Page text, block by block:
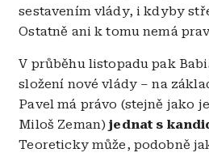
sestavením vlády, i kdyby
Ostatně ani k tomu nemá
V průběhu listopadu pak
složení nové vlády – na
Pavel má právo (stejně jako
Miloš Zeman)jednat s
Teoreticky může, podobně